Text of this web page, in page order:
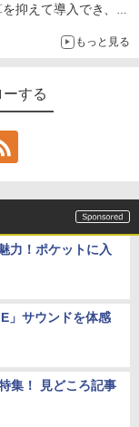
抑えて導入でき、
もっと見る
ーする
力！ポケットに入
」サウンドを体感
集！ 見どころ記事